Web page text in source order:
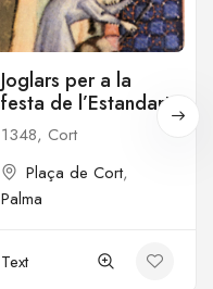
Joglars per a la
festa de l’Estandart
1348, Cort
Plaça de Cort,
Palma
Text